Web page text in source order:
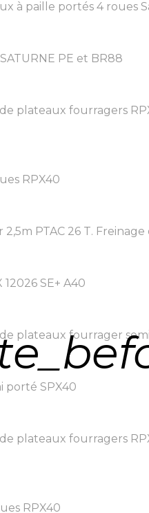
à paille portés 4 roues
PE et BR88
plateaux fourragers
RPX40
PTAC 26 T.
SE+ A40
plateaux fourrager
porté SPX40
plateaux fourragers
RPX40